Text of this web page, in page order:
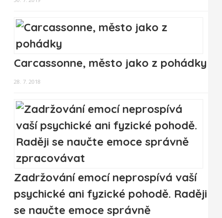
Carcassonne, město jako z pohádky
28. 7. 2018
Zadržování emocí neprospívá vaší
psychické ani fyzické pohodě. Raději
se naučte emoce správně